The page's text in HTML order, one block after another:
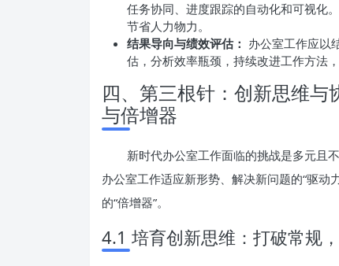
任务协同、进度跟踪的自动化和可视化
节省人力物力。
结果导向与绩效评估： 办公室工作应以
估，分析效率瓶颈，持续改进工作方法，
四、第三根针：创新思维
与倍增器
新时代办公室工作面临的挑战是多元且
办公室工作适应新形势、解决新问题的“驱动
的“倍增器”。
4.1 培育创新思维：打破常规